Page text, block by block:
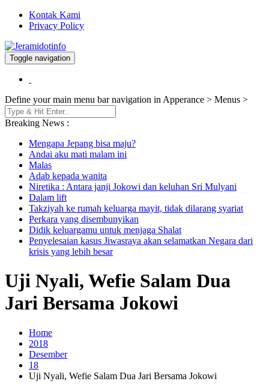
Kontak Kami
Privacy Policy
Jeramidotinfo
Berita dan Informasi Terkini
Toggle navigation
Define your main menu bar navigation in Apperance > Menus >
Breaking News :
Mengapa Jepang bisa maju?
Andai aku mati malam ini
Malas
Adab kepada wanita
Niretika : Antara janji Jokowi dan keluhan Sri Mulyani
Dalam lift
Takziyah ke rumah keluarga mayit, tidak dilarang syariat
Perkara yang disembunyikan
Didik keluargamu untuk menjaga Shalat
Penyelesaian kasus Jiwasraya akan selamatkan Negara dari
krisis yang lebih besar
Uji Nyali, Wefie Salam Dua
Jari Bersama Jokowi
Home
2018
Desember
18
Uji Nyali, Wefie Salam Dua Jari Bersama Jokowi